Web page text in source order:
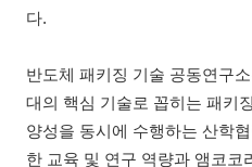
다.
반도체 패키징 기술 공동연구
대의 핵심 기술로 꼽히는 패키
양성을 동시에 수행하는 산학
한 교육 및 연구 역량과 앰코코